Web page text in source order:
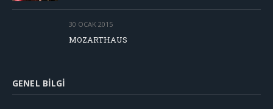
30 OCAK 2015
MOZARTHAUS
GENEL BILGI